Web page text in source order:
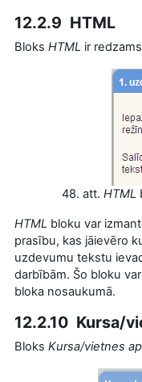
12.2.9 HTML
Bloks HTML ir redzams
48. att. HTML
HTML bloku var
prasību, kas jāievēro
uzdevumu tekstu
darbībām. Šo bloku
bloka nosaukumā.
12.2.10 Kursa/
Bloks Kursa/vietnes